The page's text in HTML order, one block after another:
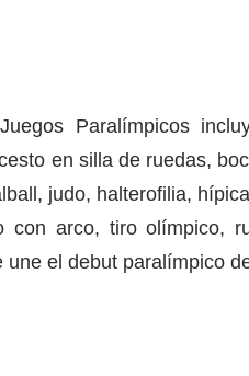
Paralímpicos
en silla de ruedas,
judo, halterofilia,
con arco, tiro olímpico,
el debut paralímpico